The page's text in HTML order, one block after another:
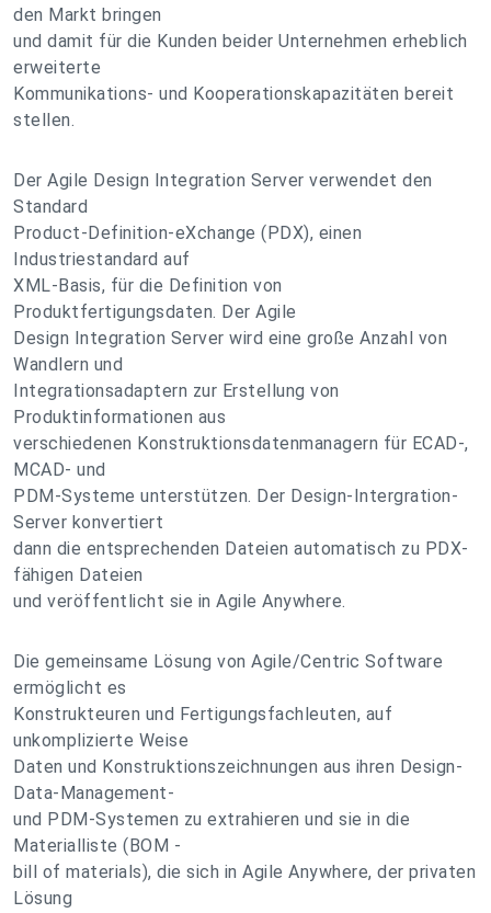
den Markt bringen
und damit für die Kunden beider Unternehmen erheblich
erweiterte
Kommunikations- und Kooperationskapazitäten bereit
stellen.
Der Agile Design Integration Server verwendet den
Standard
Product-Definition-eXchange (PDX), einen
Industriestandard auf
XML-Basis, für die Definition von
Produktfertigungsdaten. Der Agile
Design Integration Server wird eine große Anzahl von
Wandlern und
Integrationsadaptern zur Erstellung von
Produktinformationen aus
verschiedenen Konstruktionsdatenmanagern für ECAD-,
MCAD- und
PDM-Systeme unterstützen. Der Design-Intergration-
Server konvertiert
dann die entsprechenden Dateien automatisch zu PDX-
fähigen Dateien
und veröffentlicht sie in Agile Anywhere.
Die gemeinsame Lösung von Agile/Centric Software
ermöglicht es
Konstrukteuren und Fertigungsfachleuten, auf
unkomplizierte Weise
Daten und Konstruktionszeichnungen aus ihren Design-
Data-Management-
und PDM-Systemen zu extrahieren und sie in die
Materialliste (BOM -
bill of materials), die sich in Agile Anywhere, der privaten
Lösung